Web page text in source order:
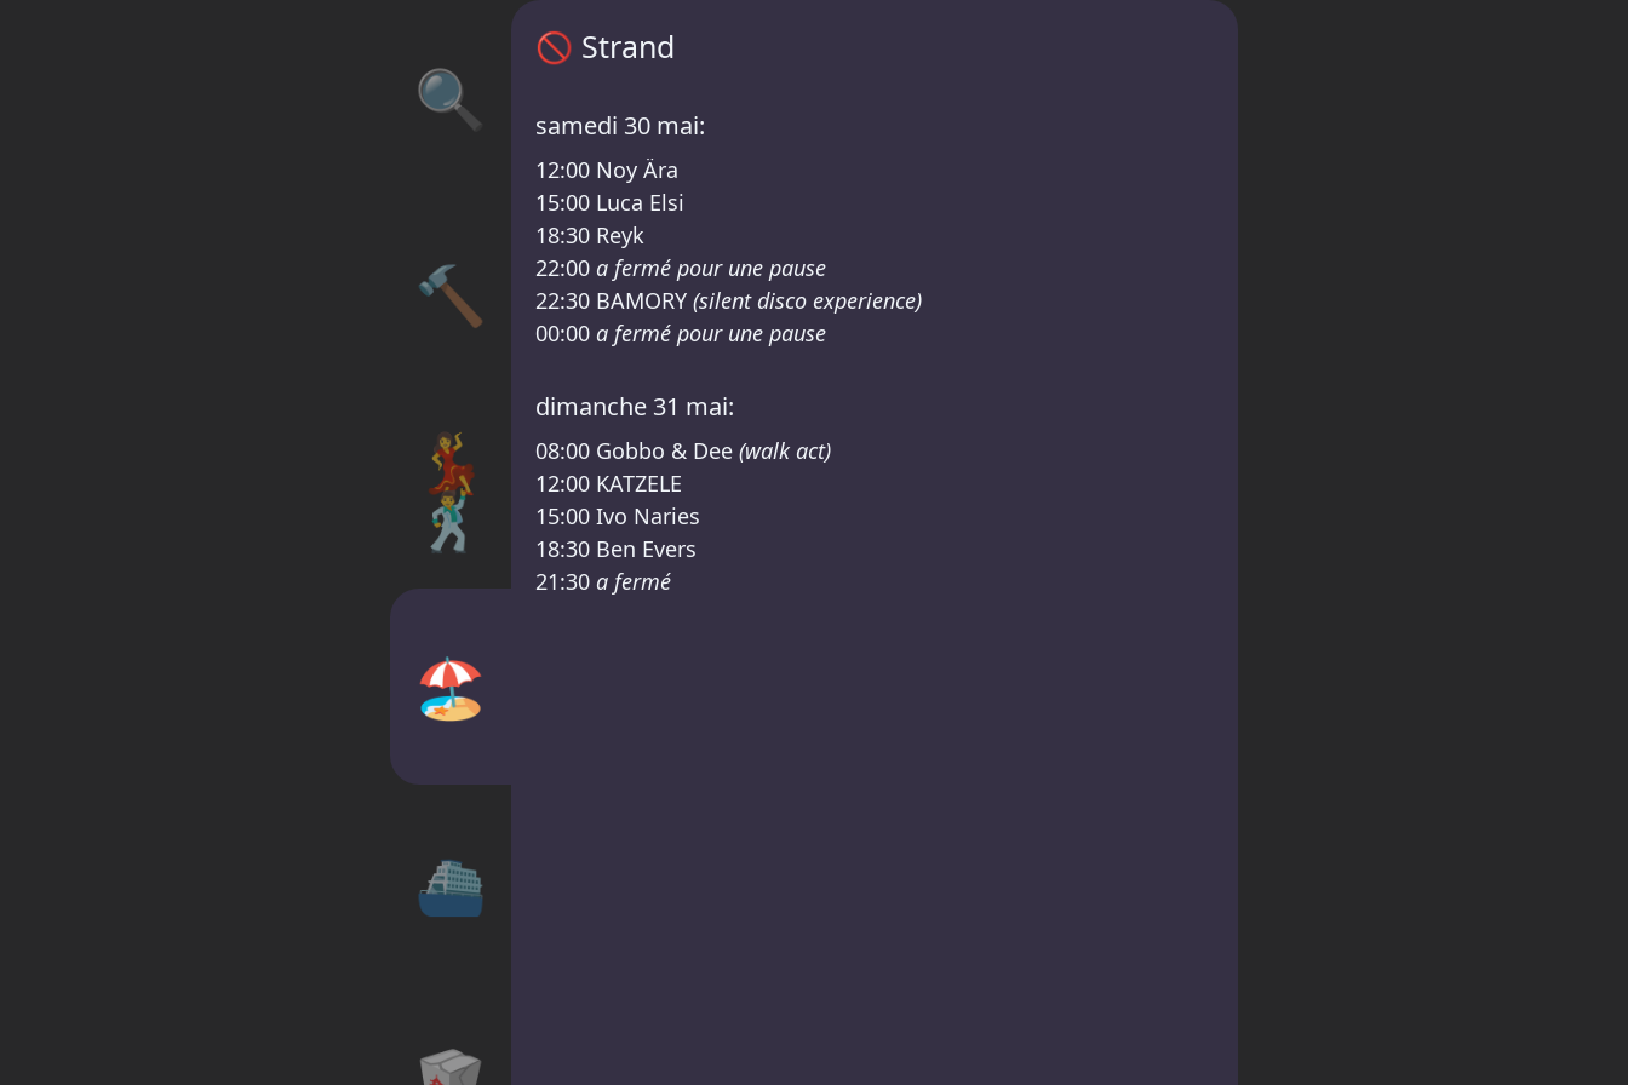
🔍
🔨
💃
🕺
🏖️
⛴
Programme Strand – Sisyphos Final Entasy Lineup
🚫 Strand
samedi 30 mai:
12:00 Noy Ära
15:00 Luca Elsi
18:30 Reyk
22:00 a fermé pour une pause
22:30 BAMORY (silent disco experience)
00:00 a fermé pour une pause
dimanche 31 mai:
08:00 Gobbo & Dee (walk act)
12:00 KATZELE
15:00 Ivo Naries
18:30 Ben Evers
21:30 a fermé